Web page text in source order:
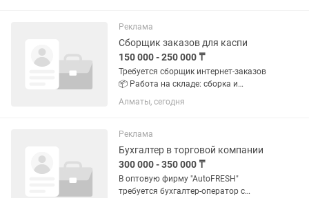
Реклама
Сборщик заказов для каспи
150 000 - 250 000 ₸
Требуется сборщик интернет-заказов
📦 Работа на складе: сборка и
упаковка заказов 📍 Алматы,
Наурызбайский район, микрорайон
тенге 📅 Сменный график — 3
варианта...
Алматы, сегодня
Реклама
Бухгалтер в торговой компании
300 000 - 350 000 ₸
В оптовую фирму "AutoFRESH"
требуется бухгалтер-оператор с